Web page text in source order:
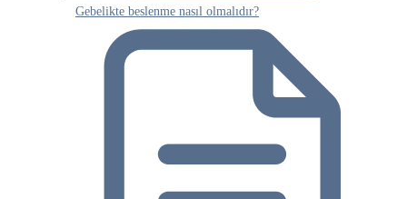
Gebelikte beslenme nasıl olmalıdır?